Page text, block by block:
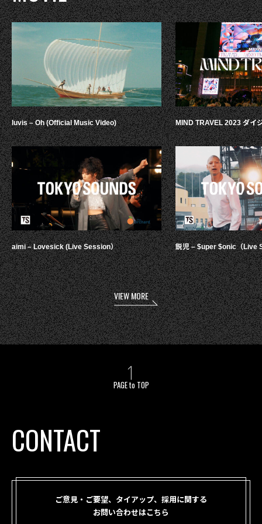
luvis – Oh (Official Music Video)
aimi – Lovesick (Live Session）
MIND TRAVEL 2023 ダイ
鋭児 – $uper $onic（Live
VIEW MORE
PAGE to TOP
CONTACT
ご意見・ご要望、タイアップ、採用に関する
お問い合わせはこちら